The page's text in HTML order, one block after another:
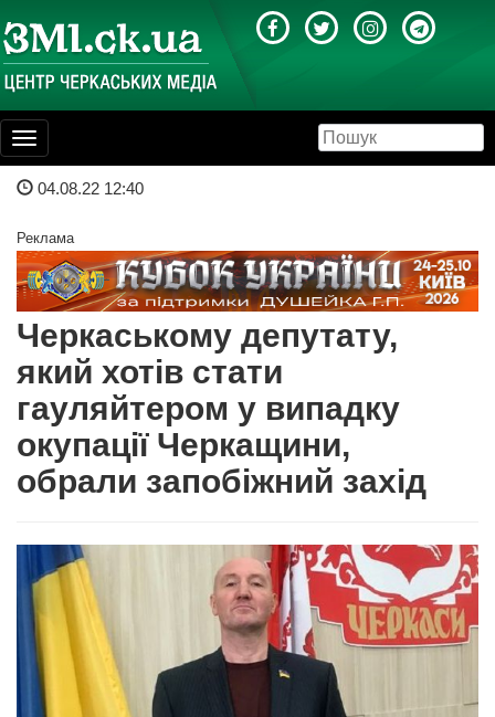
Toggle
navigation
04.08.22 12:40
Реклама
Черкаському депутату,
який хотів стати
гауляйтером у випадку
окупації Черкащини,
обрали запобіжний захід